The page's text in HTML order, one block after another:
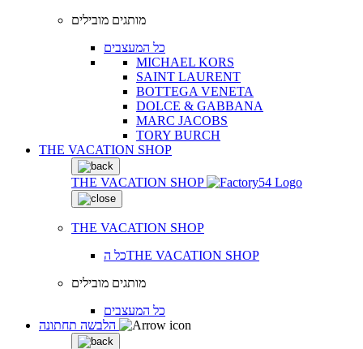
מותגים מובילים
כל המעצבים
MICHAEL KORS
SAINT LAURENT
BOTTEGA VENETA
DOLCE & GABBANA
MARC JACOBS
TORY BURCH
THE VACATION SHOP
THE VACATION SHOP
THE VACATION SHOP
כל הTHE VACATION SHOP
מותגים מובילים
כל המעצבים